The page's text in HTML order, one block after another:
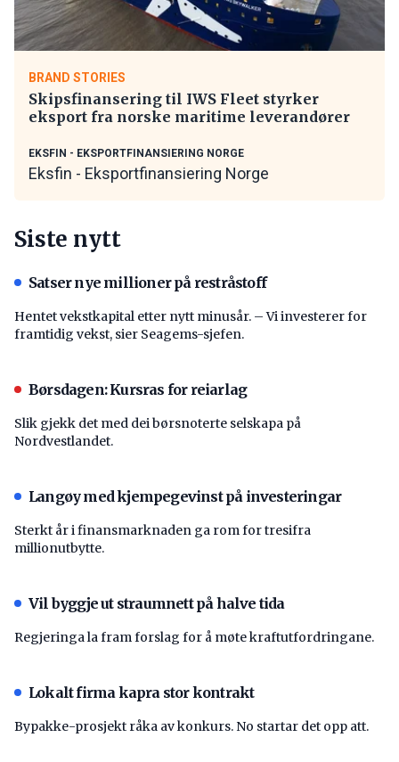
BRAND STORIES
Skipsfinansering til IWS Fleet styrker
eksport fra norske maritime leverandører
EKSFIN - EKSPORTFINANSIERING NORGE
Eksfin - Eksportfinansiering Norge
Siste nytt
Satser nye millioner på restråstoff
Hentet vekstkapital etter nytt minusår. – Vi investerer for
framtidig vekst, sier Seagems-sjefen.
Børsdagen: Kursras for reiarlag
Slik gjekk det med dei børsnoterte selskapa på
Nordvestlandet.
Langøy med kjempegevinst på investeringar
Sterkt år i finansmarknaden ga rom for tresifra
millionutbytte.
Vil byggje ut straumnett på halve tida
Regjeringa la fram forslag for å møte kraftutfordringane.
Lokalt firma kapra stor kontrakt
Bypakke-prosjekt råka av konkurs. No startar det opp att.